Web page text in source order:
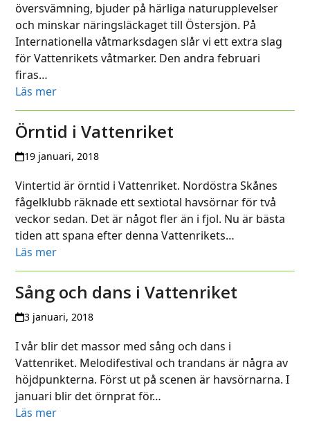
översvämning, bjuder på härliga naturupplevelser
och minskar näringsläckaget till Östersjön. På
Internationella våtmarksdagen slår vi ett extra slag
för Vattenrikets våtmarker. Den andra februari
firas…
Läs mer
Örntid i Vattenriket
19 januari, 2018
Vintertid är örntid i Vattenriket. Nordöstra Skånes
fågelklubb räknade ett sextiotal havsörnar för två
veckor sedan. Det är något fler än i fjol. Nu är bästa
tiden att spana efter denna Vattenrikets…
Läs mer
Sång och dans i Vattenriket
3 januari, 2018
I vår blir det massor med sång och dans i
Vattenriket. Melodifestival och trandans är några av
höjdpunkterna. Först ut på scenen är havsörnarna. I
januari blir det örnprat för…
Läs mer